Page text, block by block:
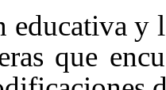
educativa y
que